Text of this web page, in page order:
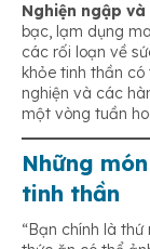
Nghiện ngập
bạc, lạm dụng
các rối loạn về
khỏe tinh thần
nghiện và các
một vòng tuần
Những
tinh thần
“Bạn chính là